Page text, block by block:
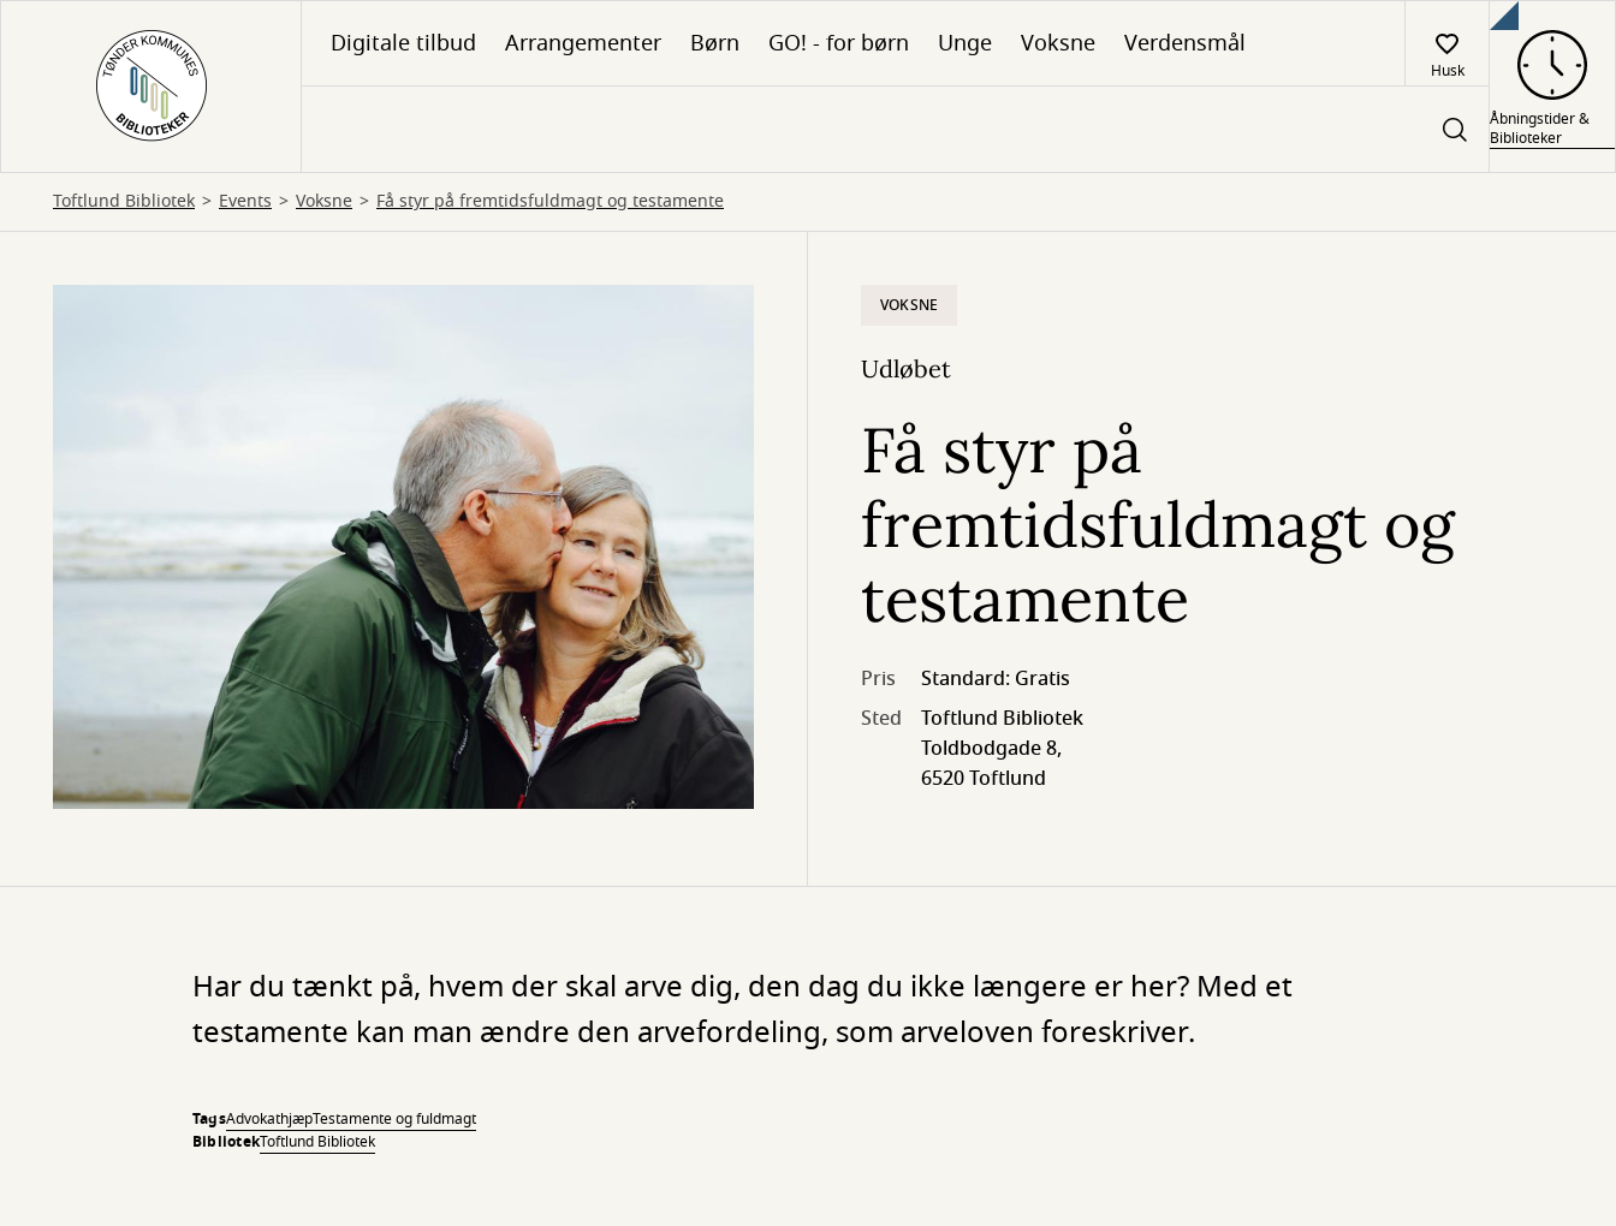
hovedindhold
Digitale tilbud Arrangementer Børn GO! - for børn Unge Voksne Verdensmål
Husk
Åbningstider &
Biblioteker
Toftlund Bibliotek Events Voksne Få styr på fremtidsfuldmagt og testamente
VOKSNE
Udløbet
Få styr på
fremtidsfuldmagt og
testamente
Pris
Standard: Gratis
Sted
Toftlund Bibliotek
Toldbodgade 8,
6520 Toftlund
Har du tænkt på, hvem der skal arve dig, den dag du ikke længere er her? Med et
testamente kan man ændre den arvefordeling, som arveloven foreskriver.
TagsAdvokathjæpTestamente og fuldmagt
BibliotekToftlund Bibliotek